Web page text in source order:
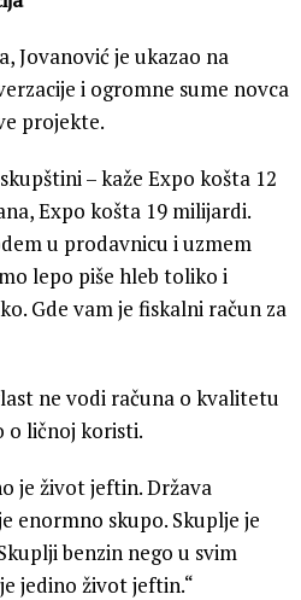
Jovanović je ukazao na
i ogromne sume novca
projekte.
– kaže Expo košta 12
Expo košta 19 milijardi.
u prodavnicu i uzmem
lepo piše hleb toliko i
Gde vam je fiskalni račun za
ne vodi računa o kvalitetu
o ličnoj koristi.
je život jeftin. Država
enormno skupo. Skuplje je
benzin nego u svim
jedino život jeftin.“